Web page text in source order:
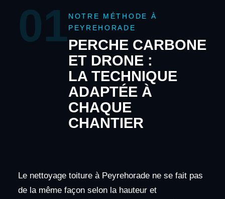
01 NOTRE MÉTHODE À
PEYREHORADE
PERCHE CARBONE
ET DRONE :
LA TECHNIQUE
ADAPTÉE À
CHAQUE
CHANTIER
Le nettoyage toiture à Peyrehorade ne se fait pas
de la même façon selon la hauteur et